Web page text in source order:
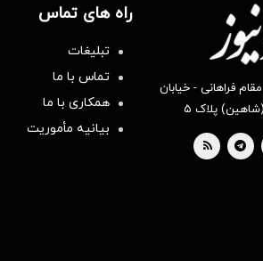
فراهانی - خیابان
پلاک ۵
راه های تماس
تبلیغات
تماس با ما
همکاری با ما
بیانیه مأموریت